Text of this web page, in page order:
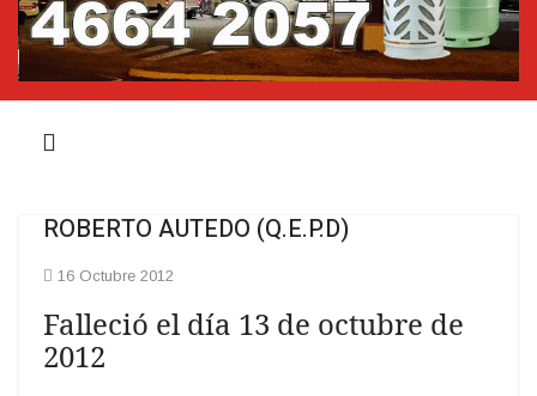
ROBERTO AUTEDO (Q.E.P.D)
16 Octubre 2012
Falleció el día 13 de octubre de
2012